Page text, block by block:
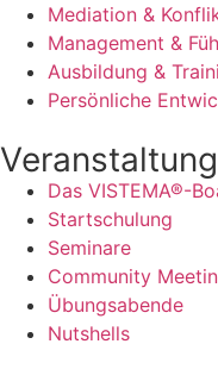
Mediation &
Management &
Ausbildung &
Persönliche
Das VISTEMA®-
Startschulung
Seminare
Community
Übungsabende
Nutshells